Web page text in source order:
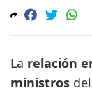
La relación
ministros del